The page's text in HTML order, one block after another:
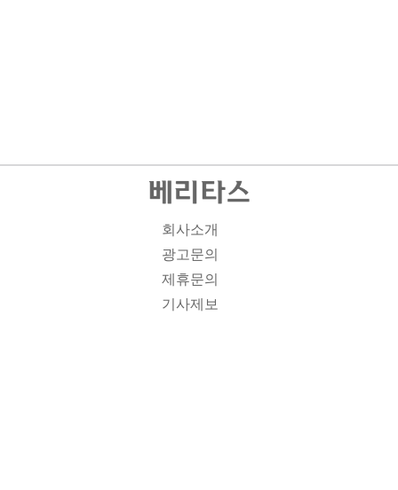
회사소개
광고문의
제휴문의
기사제보